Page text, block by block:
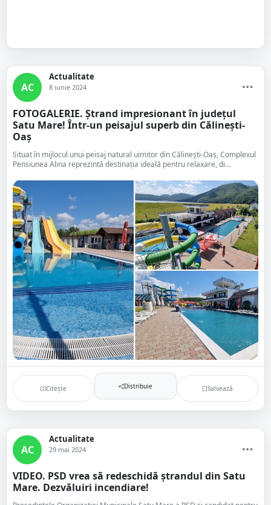
AC
Actualitate
8 iunie 2024
FOTOGALERIE. Ștrand impresionant în județul
Satu Mare! Într-un peisajul superb din Călinești-
Oaș
Situat în mijlocul unui peisaj natural uimitor din Călinești-Oaș, Complexul
Pensiunea Alina reprezintă destinația ideală pentru relaxare, di...
Citește Distribuie Salvează
AC
Actualitate
29 mai 2024
VIDEO. PSD vrea să redeschidă ștrandul din Satu
Mare. Dezvăluiri incendiare!